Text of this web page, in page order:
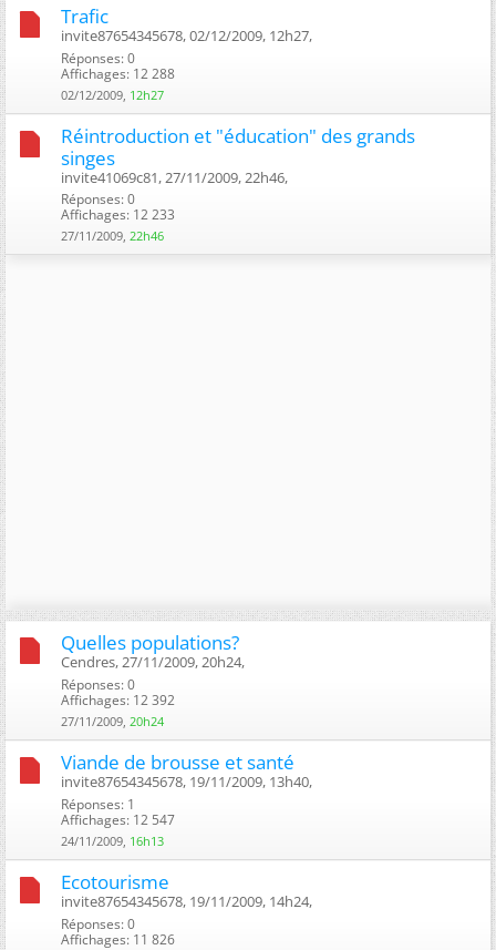
Trafic
invite87654345678, 02/12/2009, 12h27, ‎
Réponses: 0
Affichages: 12 288
02/12/2009, 12h27
Réintroduction et "éducation" des grands
singes
invite41069c81, 27/11/2009, 22h46, ‎
Réponses: 0
Affichages: 12 233
27/11/2009, 22h46
Quelles populations?
Cendres, 27/11/2009, 20h24, ‎
Réponses: 0
Affichages: 12 392
27/11/2009, 20h24
Viande de brousse et santé
invite87654345678, 19/11/2009, 13h40, ‎
Réponses: 1
Affichages: 12 547
24/11/2009, 16h13
Ecotourisme
invite87654345678, 19/11/2009, 14h24, ‎
Réponses: 0
Affichages: 11 826